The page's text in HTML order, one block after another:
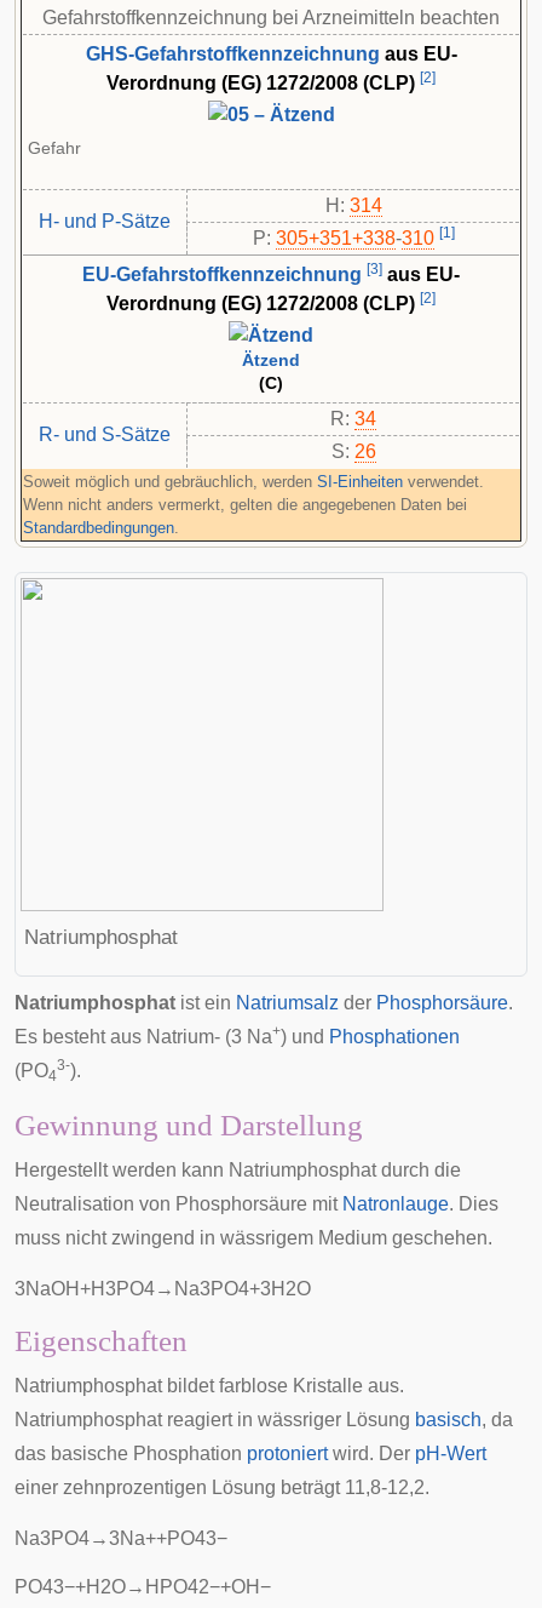
Gefahrstoffkennzeichnung bei Arzneimitteln beachten
GHS-Gefahrstoffkennzeichnung aus EU-
Verordnung (EG) 1272/2008 (CLP) [2]
Gefahr
H- und P-Sätze
H: 314
P: 305+351+338-​310 [1]
EU-Gefahrstoffkennzeichnung [3] aus EU-
Verordnung (EG) 1272/2008 (CLP) [2]
Ätzend
(C)
R- und S-Sätze
R: 34
S: 26
Soweit möglich und gebräuchlich, werden SI-Einheiten verwendet.
Wenn nicht anders vermerkt, gelten die angegebenen Daten bei
Standardbedingungen.
Natriumphosphat
Natriumphosphat ist ein Natriumsalz der Phosphorsäure.
Es besteht aus Natrium- (3 Na+) und Phosphationen
(PO4
3-).
Gewinnung und Darstellung
Hergestellt werden kann Natriumphosphat durch die
Neutralisation von Phosphorsäure mit Natronlauge. Dies
muss nicht zwingend in wässrigem Medium geschehen.
3NaOH+H3PO4→ Na3PO4+3H 2O
Eigenschaften
Natriumphosphat bildet farblose Kristalle aus.
Natriumphosphat reagiert in wässriger Lösung basisch, da
das basische Phosphation protoniertwird. Der pH-Wert
einer zehnprozentigen Lösung beträgt 11,8-12,2.
Na3PO4→3Na++PO43−
PO43−+H 2O→ H PO42−+OH−